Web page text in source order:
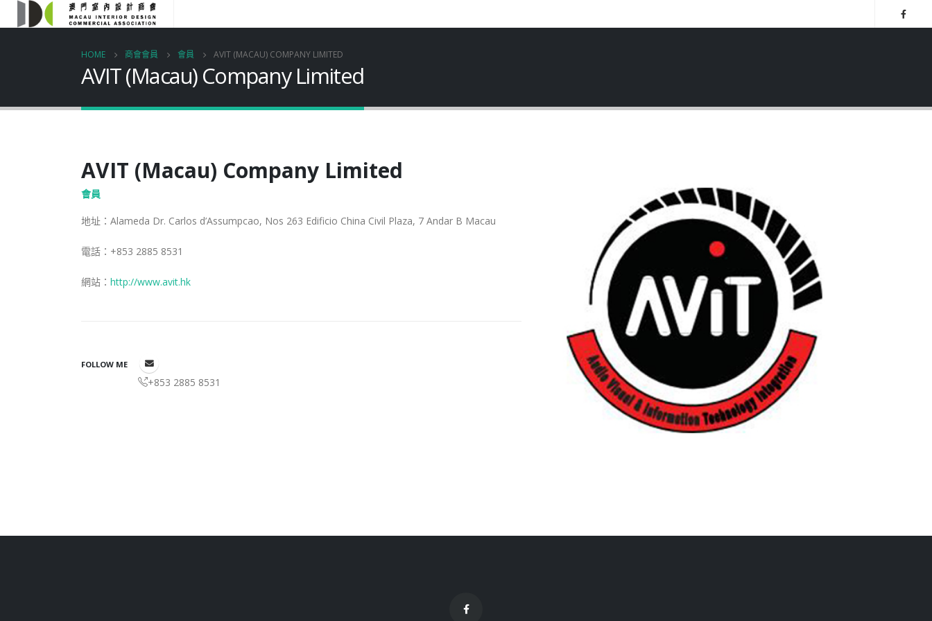
HOME 商會會員 會員 AVIT (MACAU) COMPANY LIMITED
AVIT (Macau) Company Limited
AVIT (Macau) Company Limited
會員
地址：Alameda Dr. Carlos d’Assumpcao, Nos 263 Edificio China Civil Plaza, 7 Andar B Macau
電話：+853 2885 8531
網站： http://www.avit.hk
FOLLOW ME
+853 2885 8531